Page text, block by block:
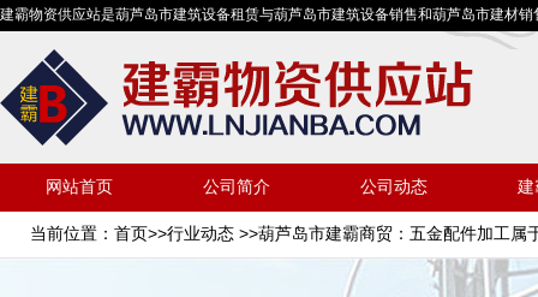
建霸物资供应站是葫芦岛市建筑设备租赁与葫芦岛市建筑设备销售和葫芦岛市建材
网站首页 公司简介 公司动态 建
当前位置： 首页>>行业动态 >>葫芦岛市建霸商贸：五金配件加工属